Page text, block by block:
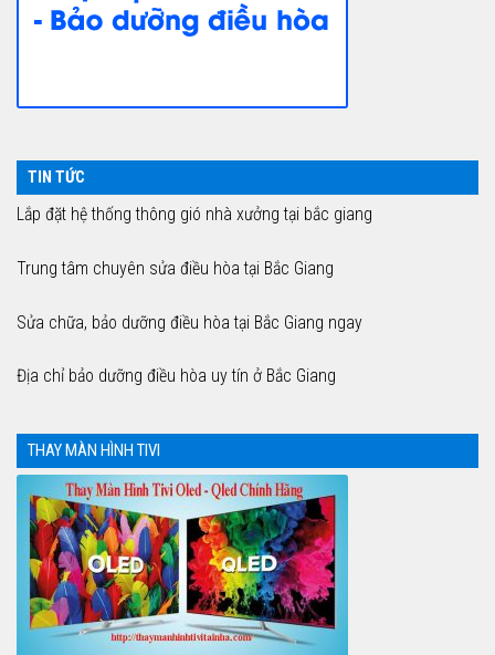
TIN TỨC
Lắp đặt hệ thống thông gió nhà xưởng tại bắc giang
Trung tâm chuyên sửa điều hòa tại Bắc Giang
Sửa chữa, bảo dưỡng điều hòa tại Bắc Giang ngay
Địa chỉ bảo dưỡng điều hòa uy tín ở Bắc Giang
THAY MÀN HÌNH TIVI